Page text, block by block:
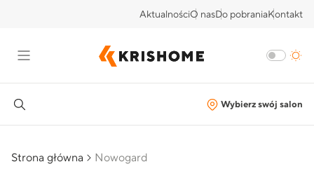
AktualnościO nasDo pobraniaKontakt
Wybierz swój salon
Strona główna Nowogard